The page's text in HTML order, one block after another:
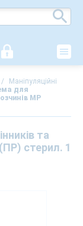
/
Маніпуляційні
для
MP
та
стерил. 1